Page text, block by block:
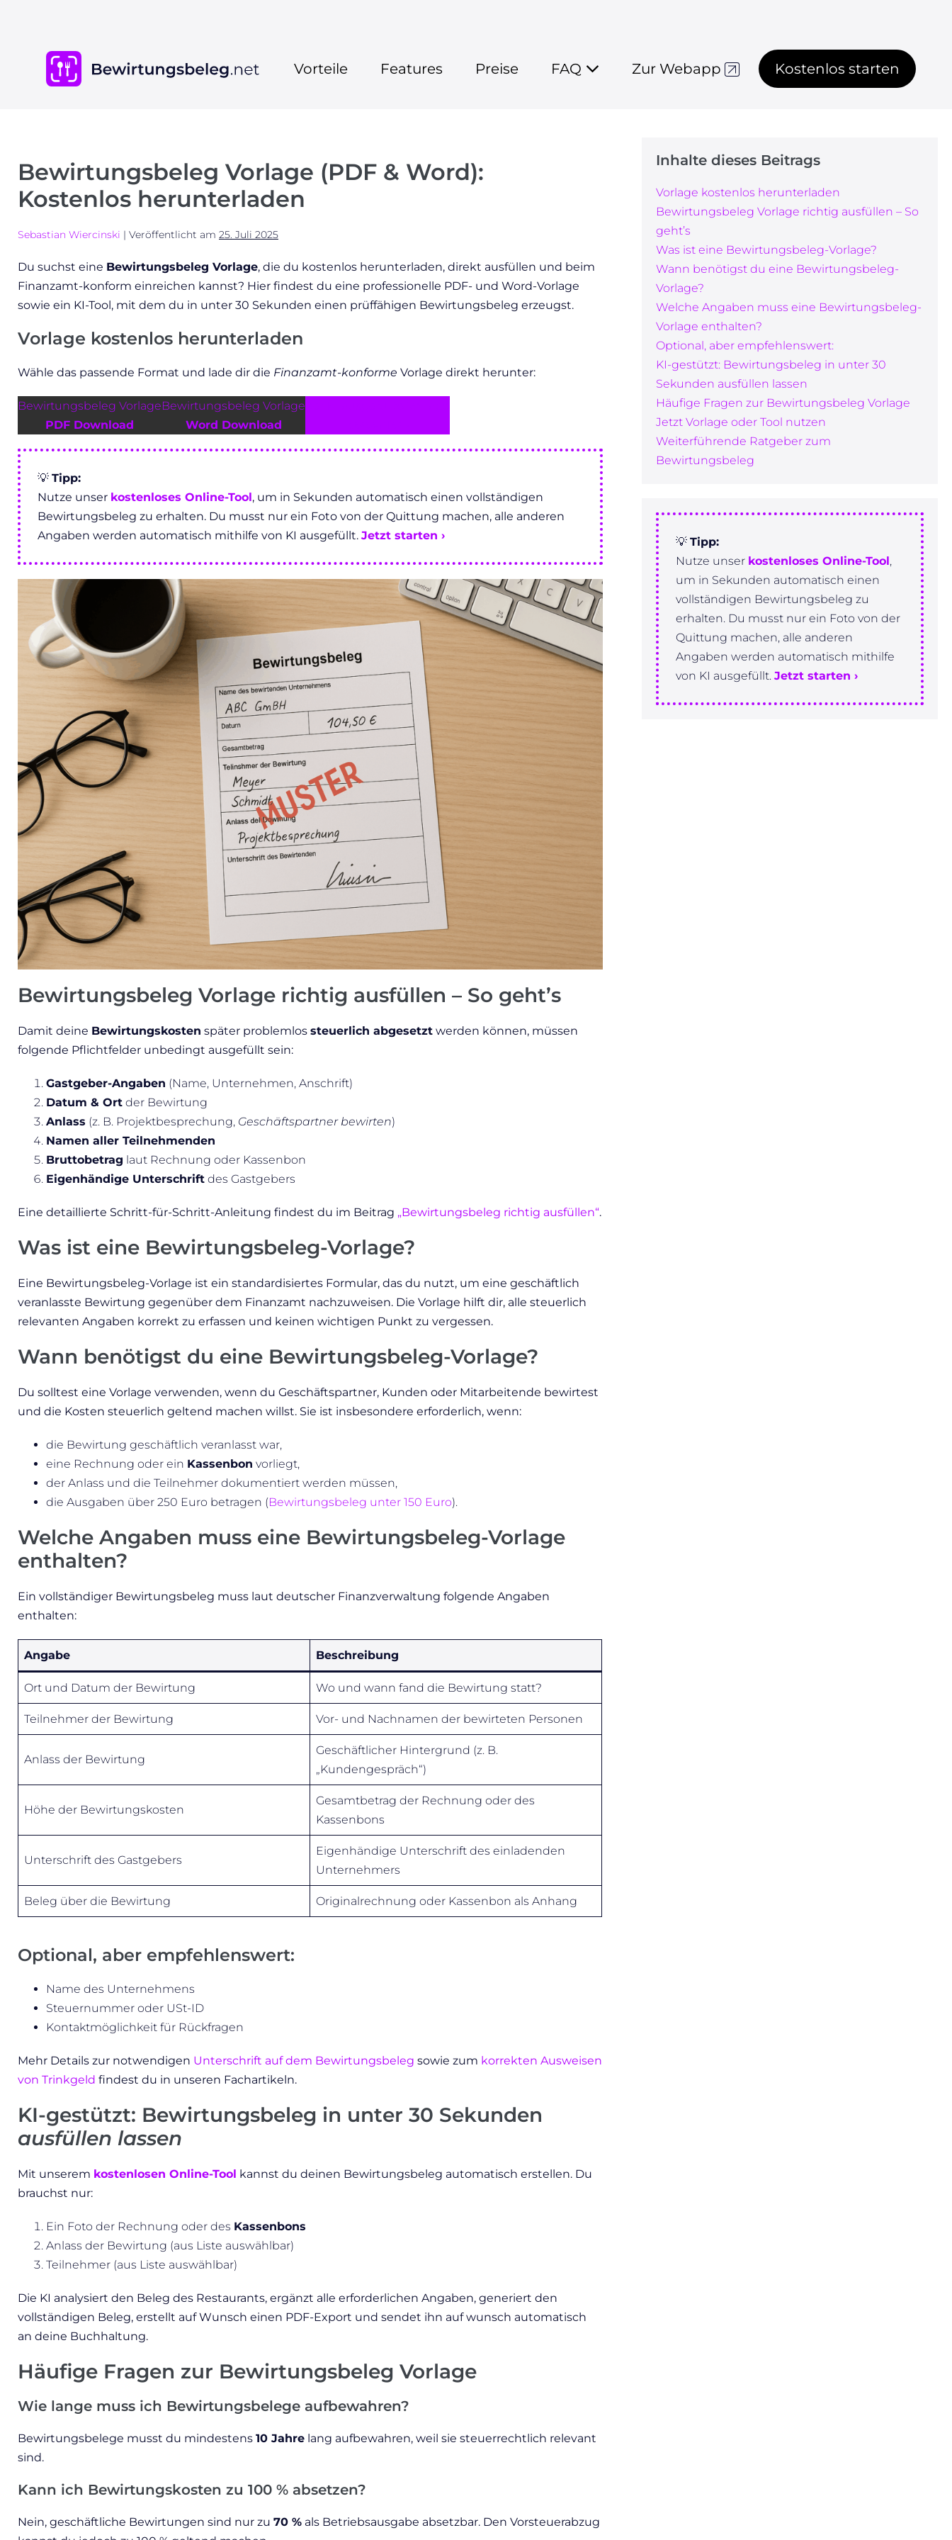
Vorteile Features Preise FAQ Zur Webapp Kostenlos starten
Bewirtungsbeleg Vorlage (PDF & Word):
Kostenlos herunterladen
Sebastian Wiercinski | Veröffentlicht am 25. Juli 2025
Du suchst eine Bewirtungsbeleg Vorlage, die du kostenlos herunterladen, direkt ausfüllen und beim
Finanzamt-konform einreichen kannst? Hier findest du eine professionelle PDF- und Word-Vorlage
sowie ein KI-Tool, mit dem du in unter 30 Sekunden einen prüffähigen Bewirtungsbeleg erzeugst.
Vorlage kostenlos herunterladen
Wähle das passende Format und lade dir die Finanzamt-konforme Vorlage direkt herunter:
Bewirtungsbeleg Vorlage
PDF Download
Bewirtungsbeleg Vorlage
Word Download
💡 Tipp:
Nutze unser kostenloses Online-Tool, um in Sekunden automatisch einen vollständigen
Bewirtungsbeleg zu erhalten. Du musst nur ein Foto von der Quittung machen, alle anderen
Angaben werden automatisch mithilfe von KI ausgefüllt. Jetzt starten ›
Bewirtungsbeleg Vorlage richtig ausfüllen – So geht’s
Damit deine Bewirtungskosten später problemlos steuerlich abgesetzt werden können, müssen
folgende Pflichtfelder unbedingt ausgefüllt sein:
Gastgeber-Angaben (Name, Unternehmen, Anschrift)
Datum & Ort der Bewirtung
Anlass (z. B. Projektbesprechung, Geschäftspartner bewirten)
Namen aller Teilnehmenden
Bruttobetrag laut Rechnung oder Kassenbon
Eigenhändige Unterschrift des Gastgebers
Eine detaillierte Schritt-für-Schritt-Anleitung findest du im Beitrag „Bewirtungsbeleg richtig ausfüllen“.
Was ist eine Bewirtungsbeleg-Vorlage?
Eine Bewirtungsbeleg-Vorlage ist ein standardisiertes Formular, das du nutzt, um eine geschäftlich
veranlasste Bewirtung gegenüber dem Finanzamt nachzuweisen. Die Vorlage hilft dir, alle steuerlich
relevanten Angaben korrekt zu erfassen und keinen wichtigen Punkt zu vergessen.
Wann benötigst du eine Bewirtungsbeleg-Vorlage?
Du solltest eine Vorlage verwenden, wenn du Geschäftspartner, Kunden oder Mitarbeitende bewirtest
und die Kosten steuerlich geltend machen willst. Sie ist insbesondere erforderlich, wenn:
die Bewirtung geschäftlich veranlasst war,
eine Rechnung oder ein Kassenbon vorliegt,
der Anlass und die Teilnehmer dokumentiert werden müssen,
die Ausgaben über 250 Euro betragen (Bewirtungsbeleg unter 150 Euro).
Welche Angaben muss eine Bewirtungsbeleg-Vorlage
enthalten?
Ein vollständiger Bewirtungsbeleg muss laut deutscher Finanzverwaltung folgende Angaben
enthalten:
Angabe Beschreibung
Ort und Datum der Bewirtung Wo und wann fand die Bewirtung statt?
Teilnehmer der Bewirtung Vor- und Nachnamen der bewirteten Personen
Anlass der Bewirtung
Geschäftlicher Hintergrund (z. B.
„Kundengespräch“)
Höhe der Bewirtungskosten
Gesamtbetrag der Rechnung oder des
Kassenbons
Unterschrift des Gastgebers
Eigenhändige Unterschrift des einladenden
Unternehmers
Beleg über die Bewirtung Originalrechnung oder Kassenbon als Anhang
Optional, aber empfehlenswert:
Name des Unternehmens
Steuernummer oder USt-ID
Kontaktmöglichkeit für Rückfragen
Mehr Details zur notwendigen Unterschrift auf dem Bewirtungsbeleg sowie zum korrekten Ausweisen
von Trinkgeld findest du in unseren Fachartikeln.
KI-gestützt: Bewirtungsbeleg in unter 30 Sekunden
ausfüllen lassen
Mit unserem kostenlosen Online-Tool kannst du deinen Bewirtungsbeleg automatisch erstellen. Du
brauchst nur:
Ein Foto der Rechnung oder des Kassenbons
Anlass der Bewirtung (aus Liste auswählbar)
Teilnehmer (aus Liste auswählbar)
Die KI analysiert den Beleg des Restaurants, ergänzt alle erforderlichen Angaben, generiert den
vollständigen Beleg, erstellt auf Wunsch einen PDF-Export und sendet ihn auf wunsch automatisch
an deine Buchhaltung.
Häufige Fragen zur Bewirtungsbeleg Vorlage
Wie lange muss ich Bewirtungsbelege aufbewahren?
Bewirtungsbelege musst du mindestens 10 Jahre lang aufbewahren, weil sie steuerrechtlich relevant
sind.
Kann ich Bewirtungskosten zu 100 % absetzen?
Nein, geschäftliche Bewirtungen sind nur zu 70 % als Betriebsausgabe absetzbar. Den Vorsteuerabzug
Inhalte dieses Beitrags
Vorlage kostenlos herunterladen
Bewirtungsbeleg Vorlage richtig ausfüllen – So
geht’s
Was ist eine Bewirtungsbeleg-Vorlage?
Wann benötigst du eine Bewirtungsbeleg-
Vorlage?
Welche Angaben muss eine Bewirtungsbeleg-
Vorlage enthalten?
Optional, aber empfehlenswert:
KI-gestützt: Bewirtungsbeleg in unter 30
Sekunden ausfüllen lassen
Häufige Fragen zur Bewirtungsbeleg Vorlage
Jetzt Vorlage oder Tool nutzen
Weiterführende Ratgeber zum
Bewirtungsbeleg
💡 Tipp:
Nutze unser kostenloses Online-Tool,
um in Sekunden automatisch einen
vollständigen Bewirtungsbeleg zu
erhalten. Du musst nur ein Foto von der
Quittung machen, alle anderen
Angaben werden automatisch mithilfe
von KI ausgefüllt. Jetzt starten ›